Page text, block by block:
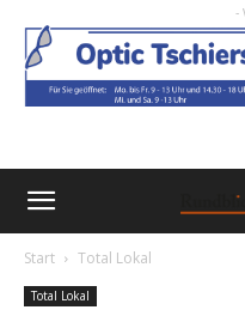
-
Start Total Lokal
Total Lokal